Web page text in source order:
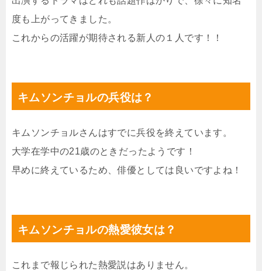
度も上がってきました。
これからの活躍が期待される新人の１人です！！
キムソンチョルの兵役は？
キムソンチョルさんはすでに兵役を終えています。
大学在学中の21歳のときだったようです！
早めに終えているため、俳優としては良いですよね！
キムソンチョルの熱愛彼女は？
これまで報じられた熱愛説はありません。